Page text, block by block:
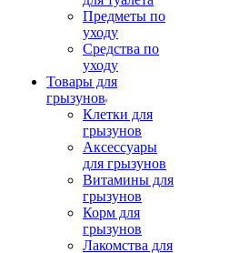
Предметы по
уходу
Средства по
уходу
Товары для
грызунов
Клетки для
грызунов
Аксессуары
для грызунов
Витамины для
грызунов
Корм для
грызунов
Лакомства для